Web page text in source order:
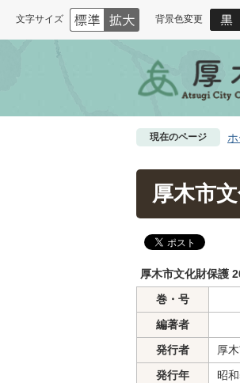
文字サイズ 背景色変更
現在のページ
厚木市
厚木市文化財保護
巻・号
編著者
発行者
厚
発行年
昭